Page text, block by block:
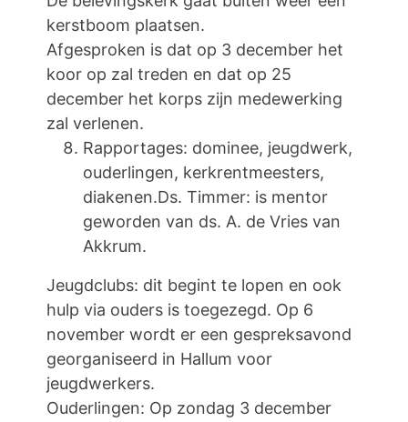
kerstboom plaatsen.
Afgesproken is dat op 3 december het
koor op zal treden en dat op 25
december het korps zijn medewerking
zal verlenen.
Rapportages: dominee, jeugdwerk,
ouderlingen, kerkrentmeesters,
diakenen.Ds. Timmer: is mentor
geworden van ds. A. de Vries van
Akkrum.
Jeugdclubs: dit begint te lopen en ook
hulp via ouders is toegezegd. Op 6
november wordt er een gespreksavond
georganiseerd in Hallum voor
jeugdwerkers.
Ouderlingen: Op zondag 3 december